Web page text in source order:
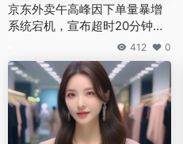
京东外卖午高峰因下单量暴增
系统宕机，宣布超时20分钟免
412 0